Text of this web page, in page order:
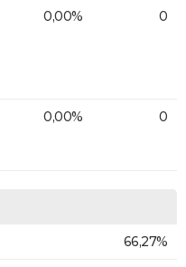
0,00% 0
0,00% 0
66,27%